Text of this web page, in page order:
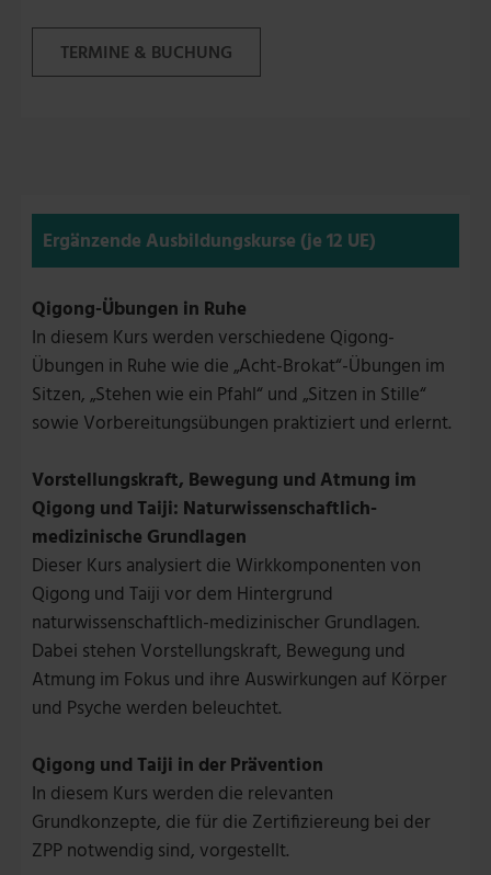
TERMINE & BUCHUNG
Ergänzende Ausbildungskurse (je 12 UE)
Qigong-Übungen in Ruhe
In diesem Kurs werden verschiedene Qigong-
Übungen in Ruhe wie die „Acht-Brokat“-Übungen im
Sitzen, „Stehen wie ein Pfahl“ und „Sitzen in Stille“
sowie Vorbereitungsübungen praktiziert und erlernt.
Vorstellungskraft, Bewegung und Atmung im
Qigong und Taiji: Naturwissenschaftlich-
medizinische Grundlagen
Dieser Kurs analysiert die Wirkkomponenten von
Qigong und Taiji vor dem Hintergrund
naturwissenschaftlich-medizinischer Grundlagen.
Dabei stehen Vorstellungskraft, Bewegung und
Atmung im Fokus und ihre Auswirkungen auf Körper
und Psyche werden beleuchtet.
Qigong und Taiji in der Prävention
In diesem Kurs werden die relevanten
Grundkonzepte, die für die Zertifiziereung bei der
ZPP notwendig sind, vorgestellt.